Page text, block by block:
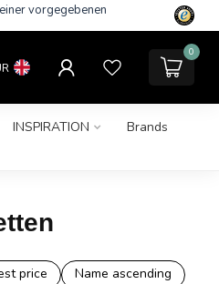
vorgegebenen
0
INSPIRATION
Brands
price
Name ascending